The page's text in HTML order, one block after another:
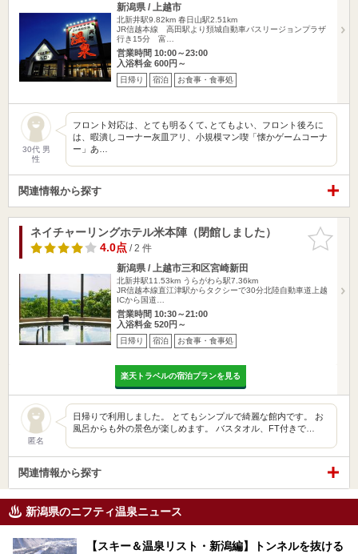
新潟県 / 上越市
北新井駅9.82km 春日山駅2.51km
JR信越本線 高田駅より頚城自動車バスリージョンプラザ
行き15分 富…
営業時間 10:00～23:00
入浴料金 600円～
日帰り 宿泊 お食事・食事処
30代 男
性
フロント対応は、とても明るくて､とてもよい、フロント後ろに
は、暇潰しコーナー灰皿アリ、小規模マン喫「懐かゲームコーナ
ー」あ…
関連情報から探す
お気に入
りに追加
ネイチャーリングホテル米本陣（閉館しました）
4.0点/ 2 件
新潟県 / 上越市三和区宮崎新田
北新井駅11.53km うらがわら駅7.36km
JR信越本線直江津駅からタクシーで30分北陸自動車道上越
ICから国道…
営業時間 10:30～21:00
入浴料金 520円～
日帰り 宿泊 お食事・食事処
楽天トラベルの宿泊プランを見る
匿名
日帰りで利用しました。 とてもシンプルで綺麗な館内です。 お
風呂からも外の景色が楽しめます。 バスタオル、FT付きで…
関連情報から探す
新潟県のニフティ温泉ニュース
【スキー＆温泉リスト・新潟編】トンネルを抜ける